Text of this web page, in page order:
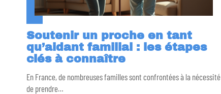
Soutenir un proche en tant
qu’aidant familial : les étapes
clés à connaître
En France, de nombreuses familles sont confrontées à la nécessité
de prendre…